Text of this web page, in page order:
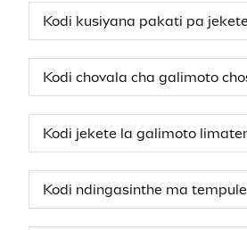
Kodi kusiyana pakati pa
Kodi chovala cha galimoto
Kodi jekete la galimoto
Kodi ndingasinthe ma